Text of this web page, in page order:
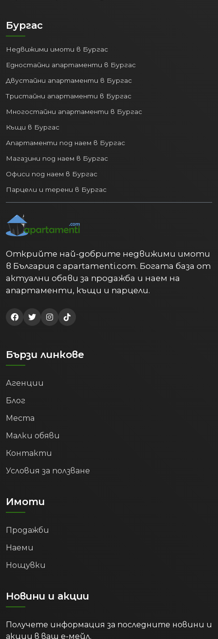
Бургас
Недвижими имоти в Бургас
Едностайни апартаменти в Бургас
Двустайни апартаменти в Бургас
Тристайни апартаменти в Бургас
Многостайни апартаменти в Бургас
Къщи в Бургас
Апартаменти под наем в Бургас
Магазини под наем в Бургас
Офиси под наем в Бургас
Парцели и терени в Бургас
Открийте най-добрите недвижими имоти
в България с apartamenti.com. Богата база от
актуални обяви за продажба и наем на
апартаменти, къщи и парцели.
Бързи линкове
Агенции
Блог
Места
Малки обяви
Контакти
Условия за ползване
Имоти
Продажби
Наеми
Нощувки
Новини и акции
Получете информация за последните новини и
акции в ваш е-мейл.